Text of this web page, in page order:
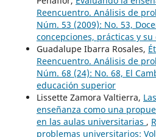
Reencuentro. Análisis de
Núm. 53 (2009): No. 53,
concepciones, prácticas y su
Guadalupe Ibarra Rosales,
Reencuentro. Análisis de
Núm. 68 (24): No. 68, El
educación superior
Lissette Zamora Valtierra,
enseñanza como una
en las aulas universitarias ,
problemas universitarios: